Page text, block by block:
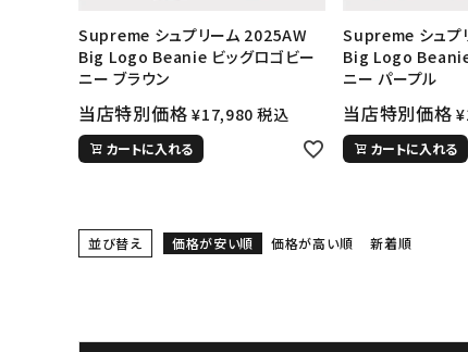
Supreme シュプリーム 2025AW
Big Logo Beanie ビッグロゴビー
ニー ブラウン
当店特別価格 ¥17,980 税込
カートに入れる
Supreme シュプ
Big Logo
ニー パープル
当店特別価格 ¥
カートに入れる
並び替え 価格が安い順 価格が高い順 新着順